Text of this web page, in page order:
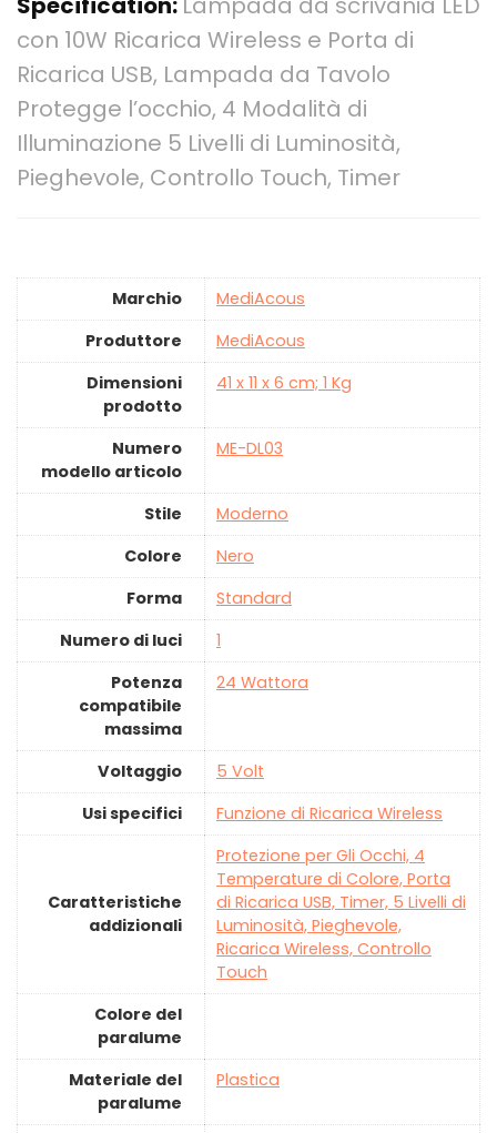
con 10W Ricarica Wireless e Porta di
Ricarica USB, Lampada da Tavolo
Protegge l’occhio, 4 Modalità di
Illuminazione 5 Livelli di Luminosità,
Pieghevole, Controllo Touch, Timer
Marchio
‎MediAcous
Produttore
‎MediAcous
Dimensioni
prodotto
‎41 x 11 x 6 cm; 1 Kg
Numero
modello articolo
‎ME-DL03
Stile
‎Moderno
Colore
‎Nero
Forma
‎Standard
Numero di luci
‎1
Potenza
compatibile
massima
‎24 Wattora
Voltaggio
‎5 Volt
Usi specifici
‎Funzione di Ricarica Wireless
Caratteristiche
addizionali
‎Protezione per Gli Occhi, 4
Temperature di Colore, Porta
di Ricarica USB, Timer, 5 Livelli di
Luminosità, Pieghevole,
Ricarica Wireless, Controllo
Touch
Colore del
paralume
Materiale del
paralume
‎Plastica